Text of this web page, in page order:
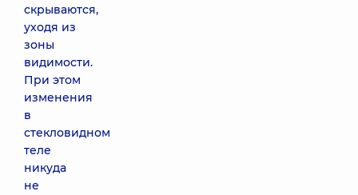
скрываются,
уходя из
зоны
видимости.
При этом
изменения
в
стекловидном
теле
никуда
не